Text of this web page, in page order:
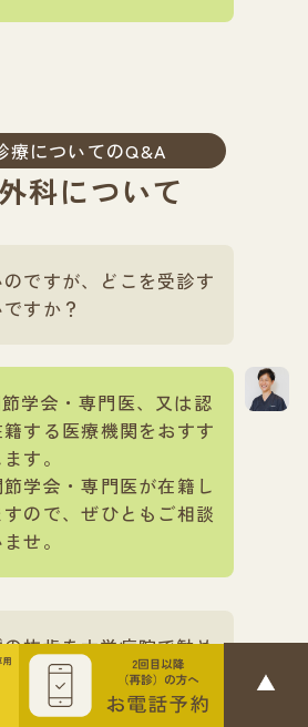
療についてのQ&A
科について
ですが、どこを受診す
すか？
学会・専門医、又は認
する医療機関をおすす
す。
学会・専門医が在籍し
ので、ぜひともご相談
せ。
抜歯を大学病院で勧め
が、そちらで抜けます